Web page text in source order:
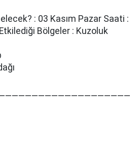
: 03 Kasım Pazar Saati :
Bölgeler : Kuzoluk